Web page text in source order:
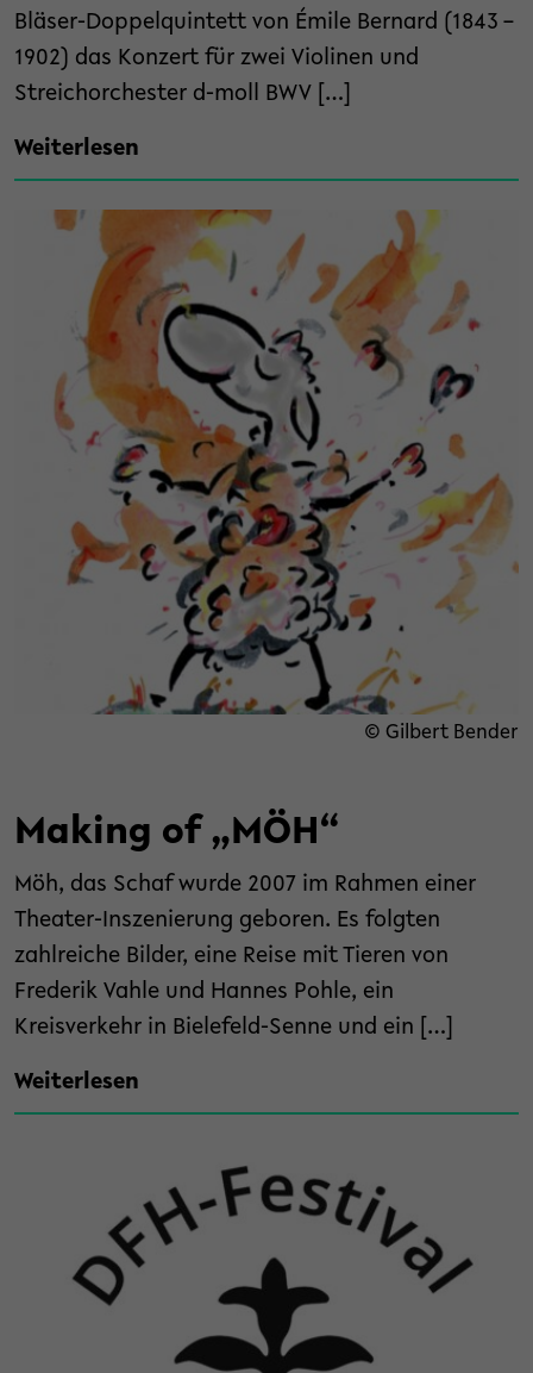
Bläser-Doppelquintett von Émile Bernard (1843 –
1902) das Konzert für zwei Violinen und
Streichorchester d-moll BWV […]
Weiterlesen
© Gilbert Bender
Making of „MÖH“
Möh, das Schaf wurde 2007 im Rahmen einer
Theater-Inszenierung geboren. Es folgten
zahlreiche Bilder, eine Reise mit Tieren von
Frederik Vahle und Hannes Pohle, ein
Kreisverkehr in Bielefeld-Senne und ein […]
Weiterlesen